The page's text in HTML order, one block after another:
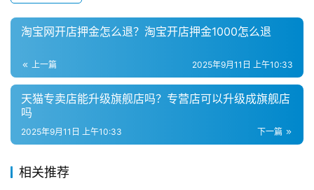
淘宝网开店押金怎么退？淘宝开店押金1000怎么退
上一篇 2025年9月11日 上午10:33
天猫专卖店能升级旗舰店吗？专营店可以升级成旗舰店
吗
下一篇
2025年9月11日 上午10:33
相关推荐